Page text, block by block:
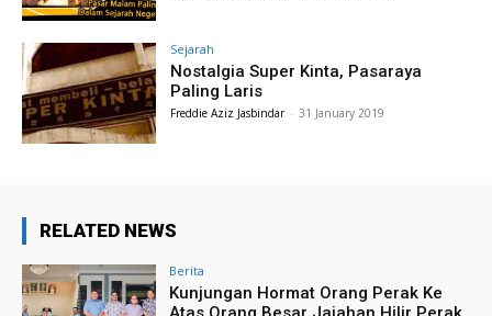
Sejarah
Nostalgia Super Kinta, Pasaraya
Paling Laris
Freddie Aziz Jasbindar - 31 January 2019
RELATED NEWS
Berita
Kunjungan Hormat Orang Perak Ke